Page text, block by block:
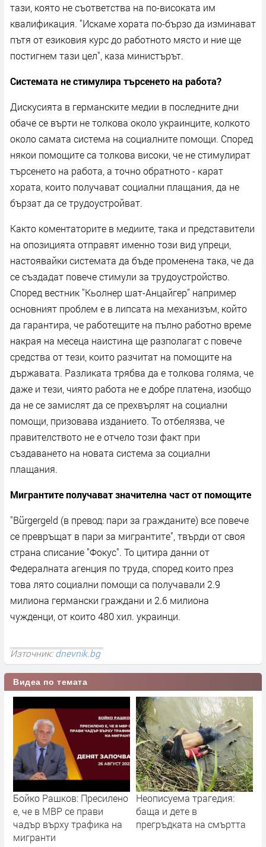
тази, която не съответства на по-високата им
квалификация. "Искаме хората по-бързо да изминават
пътя от езиковия курс до работното място и ние ще
постигнем тази цел", каза министърът.
Системата не стимулира търсенето на работа?
Дискусията в германските медии в последните дни
обаче се върти не толкова около украинците, колкото
около самата система на социалните помощи. Според
някои помощите са толкова високи, че не стимулират
търсенето на работа, а точно обратното - карат
хората, които получават социални плащания, да не
бързат да се трудоустройват.
Както коментаторите в медиите, така и представители
на опозицията отправят именно този вид упреци,
настоявайки системата да бъде променена така, че да
се създадат повече стимули за трудоустройство.
Според вестник "Кьолнер шат-Анцайгер" например
основният проблем е в липсата на механизъм, който
да гарантира, че работещите на пълно работно време
накрая на месеца наистина ще разполагат с повече
средства от тези, които разчитат на помощите на
държавата. Разликата трябва да е толкова голяма, че
даже и тези, чиято работа не е добре платена, изобщо
да не се замислят да се прехвърлят на социални
помощи, призовава изданието. То отбелязва, че
правителството не е отчело този факт при
създаването на новата система за социални
плащания.
Мигрантите получават значителна част от помощите
"Bürgergeld (в превод: пари за гражданите) все повече
се превръщат в пари за мигрантите", твърди от своя
страна списание "Фокус". То цитира данни от
Федералната агенция по труда, според които през
това лято социални помощи са получавали 2.9
милиона германски граждани и 2.6 милиона
чужденци, от които 480 хил. украинци.
Източник:dnevnik.bg
Видеа по темата
Бойко Рашков: Пресилено
е, че в МВР се прави
чадър върху трафика на
мигранти
Неописуема трагедия:
баща и дете в
прегръдката на смъртта